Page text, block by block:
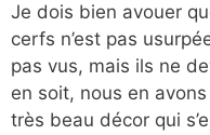
Je dois bien avouer
cerfs n’est pas
pas vus, mais ils ne
en soit, nous en
très beau décor qui